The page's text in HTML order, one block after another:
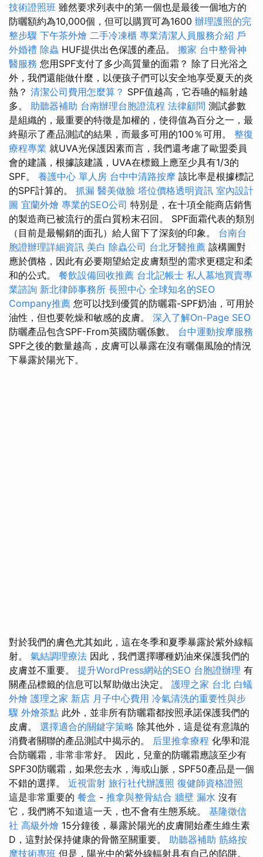
技術證照班 雖然要求列表中的第一個也是最後一個地方的
防曬額約為10,000個，但可以購買可為1600 辦理護照的完
整步驟 下午茶外燴 二手冷凍櫃 專業清潔人員服務介紹 戶
外婚禮 除蟲 HUF提供出色保護的產品。 搬家 台中整骨神
醫服務 您用SPF支付了多少高質量的面霜？ 除了日光浴之
外，我們還能做什麼，以便孩子們可以安全地享受夏天的炎
熱？ 清潔公司費用怎麼算？ SPF值越高，它吞嚥的輻射越
多。 助聽器補助 台南辦理台胞證流程 法律顧問 測試參數
是組織的，最重要的特徵是加權的，使得值為百分之一，最
終顯示了產品測試的結果，而最多可用的100％可用。 整復
療程專業 就UVA光保護因素而言，我們還考慮了歐盟委員
會的建議，根據該建議，UVA在標籤上應至少具有1/3的
SPF。 養護中心 單人房 台中中清路按摩 該比率是根據標記
的SPF計算的。 抓漏 醫美做臉 塔位價格透明資訊 室內設計
圖 宜蘭外燴 專業的SEO公司 特別是，在十項全能商店銷售
的製造商已被流行的蛋白質粉末召回。 SPF面霜代表的類別
（目前是最暢銷的面孔）給人留下了深刻的印象。 台南台
胞證辦理詳細資訊 美白 除蟲公司 台北牙醫推薦 該構圖對
應於價格，因此有必要期望給定皮膚類型的需求更穩定和柔
和的公式。 餐飲設備回收推薦 台北記帳士 私人墓地買賣專
業諮詢 新北律師事務所 長照中心 全球知名的SEO
Company推薦 您可以找到優質的防曬霜-SPF奶油，可用於
油性，但也要乾燥和敏感的皮膚。 深入了解On-Page SEO
防曬產品包含SPF-From英國防曬係數。 台中運動按摩服務
SPF之後的數量越高，皮膚可以暴露在沒有曬傷風險的情況
下暴露於陽光下。
對於我們的膚色尤其如此，這在冬季和夏季暴露於紫外線輻
射。 氣結調理療法 因此，我們選擇哪種奶油來保護我們的
皮膚並不重要。 提升WordPress網站的SEO 台胞證辦理 有
關產品標籤的信息可以幫助做出決定。 護理之家 台北 白蟻
外燴 護理之家 新店 月子中心費用 冷氣清洗的重要性與步
驟 外燴茶點 此外，並非所有防曬霜都按照承諾保護我們的
皮膚。 選擇適合的關鍵字策略 除其他外，這是從有意識的
消費者關聯的產品測試中揭示的。 后里推拿療程 化學和混
合防曬霜，非常非常好。 因此，兒童的防曬霜應該至少有
SPF30防曬霜，如果您去水，海或山脈，SPF50產品是一個
不錯的選擇。 近視雷射 旅行社代辦護照 復健師資格證照
這是非常重要的 餐盒 - 推拿與整骨結合 牆壁 漏水 沒有
它，我們將不知道這一天，也不會有生態系統。 基隆徵信
社 高級外燴 15分鐘後，暴露於陽光的皮膚開始產生維生素
D，這對於保持健康的骨骼至關重要。 助聽器補助 筋絡按
摩技術專班 但是，陽光中的紫外線輻射具有自己的陷阱。